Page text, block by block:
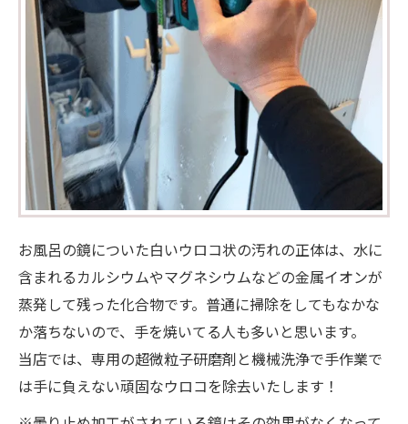
お風呂の鏡についた白いウロコ状の汚れの正体は、水に
含まれるカルシウムやマグネシウムなどの金属イオンが
蒸発して残った化合物です。普通に掃除をしてもなかな
か落ちないので、手を焼いてる人も多いと思います。
当店では、専用の超微粒子研磨剤と機械洗浄で手作業で
は手に負えない頑固なウロコを除去いたします！